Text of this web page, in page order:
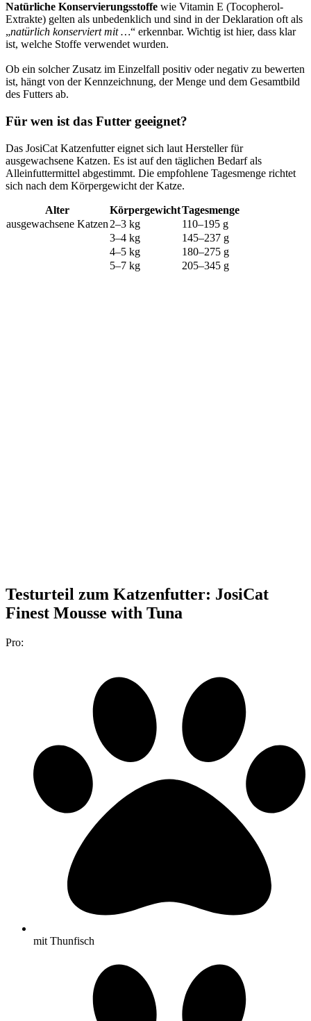
Natürliche Konservierungsstoffe wie Vitamin E (Tocopherol-
Extrakte) gelten als unbedenklich und sind in der Deklaration oft als
„natürlich konserviert mit …“ erkennbar. Wichtig ist hier, dass klar
ist, welche Stoffe verwendet wurden.
Ob ein solcher Zusatz im Einzelfall positiv oder negativ zu bewerten
ist, hängt von der Kennzeichnung, der Menge und dem Gesamtbild
des Futters ab.
Für wen ist das Futter geeignet?
Das JosiCat Katzenfutter eignet sich laut Hersteller für
ausgewachsene Katzen. Es ist auf den täglichen Bedarf als
Alleinfuttermittel abgestimmt. Die empfohlene Tagesmenge richtet
sich nach dem Körpergewicht der Katze.
Alter KörpergewichtTagesmenge
ausgewachsene Katzen 2–3 kg
110–195 g
3–4 kg
145–237 g
4–5 kg
180–275 g
5–7 kg
205–345 g
Testurteil zum Katzenfutter: JosiCat
Finest Mousse with Tuna
Pro:
mit Thunfisch